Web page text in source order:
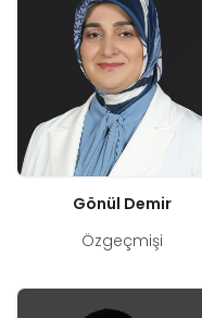
Gönül Demir
Özgeçmişi